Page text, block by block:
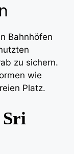
Bahnhöfen
zu sichern.
wie
Platz.